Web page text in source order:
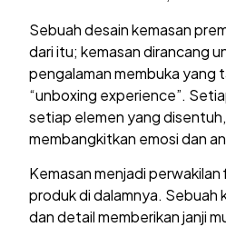
Sebuah desain kemasan
dari itu; kemasan dirancang
pengalaman membuka yang
“unboxing experience”.
setiap elemen yang
membangkitkan emosi dan
Kemasan menjadi perwakilan
produk di dalamnya. Sebuah
dan detail memberikan janji